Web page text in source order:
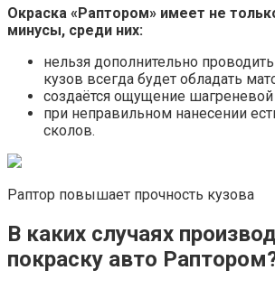
Окраска «Раптором» имеет не
минусы, среди них:
нельзя дополнительно
кузов всегда будет обладать
создаётся ощущение
при неправильном нанесении
сколов.
Раптор повышает прочность кузова
В каких случаях
покраску авто